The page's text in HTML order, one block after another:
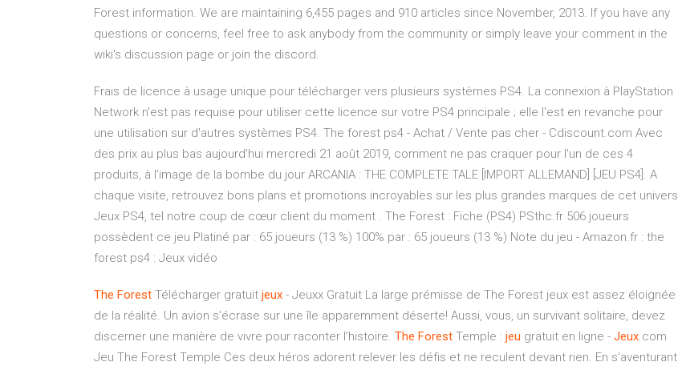
Forest information. We are maintaining 6,455 pages and 910 articles since November, 2013. If you have any
questions or concerns, feel free to ask anybody from the community or simply leave your comment in the
wiki's discussion page or join the discord.
Frais de licence à usage unique pour télécharger vers plusieurs systèmes PS4. La connexion à PlayStation
Network n'est pas requise pour utiliser cette licence sur votre PS4 principale ; elle l'est en revanche pour
une utilisation sur d'autres systèmes PS4. The forest ps4 - Achat / Vente pas cher - Cdiscount.com Avec
des prix au plus bas aujourd’hui mercredi 21 août 2019, comment ne pas craquer pour l'un de ces 4
produits, à l’image de la bombe du jour ARCANIA : THE COMPLETE TALE [IMPORT ALLEMAND] [JEU PS4]. A
chaque visite, retrouvez bons plans et promotions incroyables sur les plus grandes marques de cet univers
Jeux PS4, tel notre coup de cœur client du moment . The Forest : Fiche (PS4) PSthc.fr 506 joueurs
possèdent ce jeu Platiné par : 65 joueurs (13 %) 100% par : 65 joueurs (13 %) Note du jeu - Amazon.fr : the
forest ps4 : Jeux vidéo
The Forest Télécharger gratuit jeux - Jeuxx Gratuit La large prémisse de The Forest jeux est assez éloignée
de la réalité. Un avion s’écrase sur une île apparemment déserte! Aussi, vous, un survivant solitaire, devez
discerner une manière de vivre pour raconter l’histoire. The Forest Temple : jeu gratuit en ligne - Jeux.com
Jeu The Forest Temple Ces deux héros adorent relever les défis et ne reculent devant rien. En s’aventurant